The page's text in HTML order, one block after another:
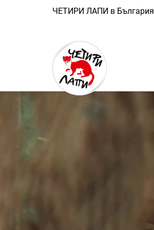
ЧЕТИРИ ЛАПИ в България